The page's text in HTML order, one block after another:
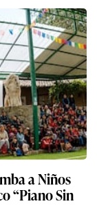
a Niños
“Piano Sin